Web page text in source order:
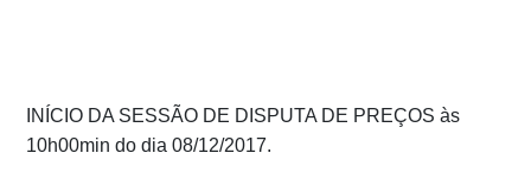
INÍCIO DA SESSÃO DE DISPUTA DE PREÇOS às
10h00min do dia 08/12/2017.